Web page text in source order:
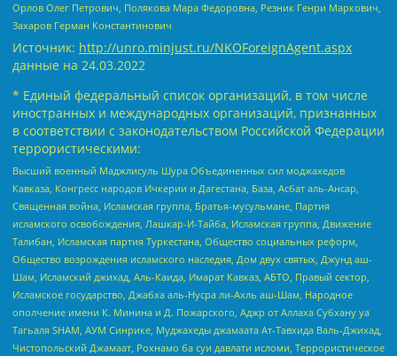
Орлов Олег Петрович, Полякова Мара Федоровна, Резник Генри Маркович,
Захаров Герман Константинович
Источник: http://unro.minjust.ru/NKOForeignAgent.aspx
данные на 24.03.2022
* Единый федеральный список организаций, в том числе
иностранных и международных организаций, признанных
в соответствии с законодательством Российской Федерации
террористическими:
Высший военный Маджлисуль Шура Объединенных сил моджахедов
Кавказа, Конгресс народов Ичкерии и Дагестана, База, Асбат аль-Ансар,
Священная война, Исламская группа, Братья-мусульмане, Партия
исламского освобождения, Лашкар-И-Тайба, Исламская группа, Движение
Талибан, Исламская партия Туркестана, Общество социальных реформ,
Общество возрождения исламского наследия, Дом двух святых, Джунд аш-
Шам, Исламский джихад, Аль-Каида, Имарат Кавказ, АБТО, Правый сектор,
Исламское государство, Джабха аль-Нусра ли-Ахль аш-Шам, Народное
ополчение имени К. Минина и Д. Пожарского, Аджр от Аллаха Субхану уа
Тагьаля SHAM, АУМ Синрике, Муджахеды джамаата Ат-Тавхида Валь-Джихад,
Чистопольский Джамаат, Рохнамо ба суи давлати исломи, Террористическое